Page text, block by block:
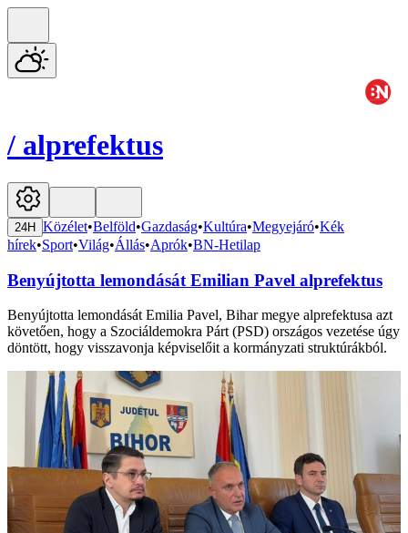
/ alprefektus
24H Közélet•Belföld•Gazdaság•Kultúra•Megyejáró•Kék
hírek•Sport•Világ•Állás•Aprók•BN-Hetilap
Benyújtotta lemondását Emilian Pavel alprefektus
Benyújtotta lemondását Emilia Pavel, Bihar megye alprefektusa azt
követően, hogy a Szociáldemokra Párt (PSD) országos vezetése úgy
döntött, hogy visszavonja képviselőit a kormányzati struktúrákból.